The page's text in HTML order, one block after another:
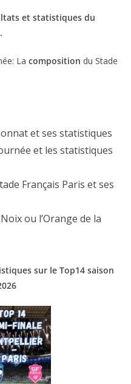
et statistiques du
La composition du Stade
et ses statistiques
et les statistiques
Français Paris et ses
ou l’Orange de la
sur le Top14 saison